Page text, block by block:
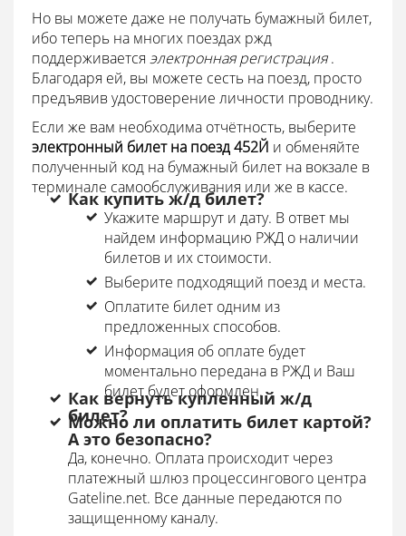
Но вы можете даже не получать бумажный билет,
ибо теперь на многих поездах ржд
поддерживается электронная регистрация.
Благодаря ей, вы можете сесть на поезд, просто
предъявив удостоверение личности проводнику.
Если же вам необходима отчётность, выберите
электронный билет на поезд 452Й и обменяйте
полученный код на бумажный билет на вокзале в
терминале самообслуживания или же в кассе.
Как купить ж/д билет?
Укажите маршрут и дату. В ответ мы
найдем информацию РЖД о наличии
билетов и их стоимости.
Выберите подходящий поезд и места.
Оплатите билет одним из
предложенных способов.
Информация об оплате будет
моментально передана в РЖД и Ваш
билет будет оформлен.
Как вернуть купленный ж/д
билет?
Можно ли оплатить билет картой?
А это безопасно?
Да, конечно. Оплата происходит через
платежный шлюз процессингового центра
Gateline.net. Все данные передаются по
защищенному каналу.